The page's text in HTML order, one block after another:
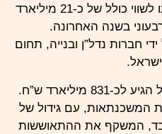
המקומיות של אגרות חוב הגיעו לשווי כולל של כ-21 מיליארד
בשנה האחרונה.
חברות נדל”ן ובנייה, תחום
בקרב משקי הבית, החוב הכולל הגיע לכ-831 מיליארד ש”ח.
המשכנתאות, עם גידול של
המשקף את ההתאוששות